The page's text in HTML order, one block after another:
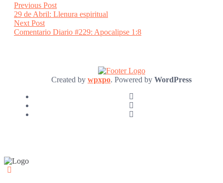
Post
navigation
Previous PostPrevious
post:
29 de Abril: Llenura espiritual
Next PostNext
post:
Comentario Diario #229: Apocalipse 1:8
Created by wpxpo. Powered by WordPress